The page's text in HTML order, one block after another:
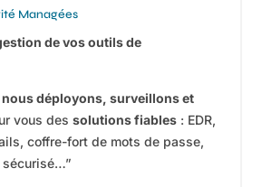
Managées
de vos outils de
nous déployons, surveillons et
vous dessolutions fiables : EDR,
coffre-fort de mots de passe,